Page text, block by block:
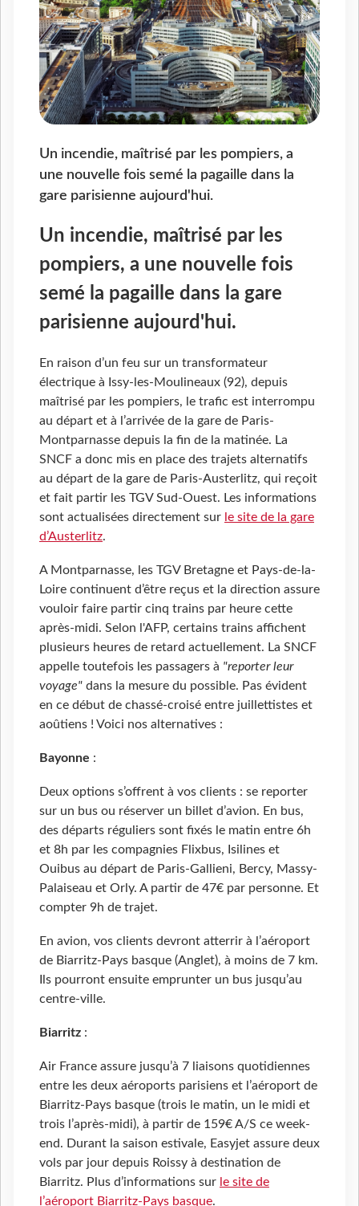
Un incendie, maîtrisé par les pompiers, a
une nouvelle fois semé la pagaille dans la
gare parisienne aujourd'hui.
Un incendie, maîtrisé par les
pompiers, a une nouvelle fois
semé la pagaille dans la gare
parisienne aujourd'hui.
En raison d’un feu sur un transformateur
électrique à Issy-les-Moulineaux (92), depuis
maîtrisé par les pompiers, le trafic est interrompu
au départ et à l’arrivée de la gare de Paris-
Montparnasse depuis la fin de la matinée. La
SNCF a donc mis en place des trajets alternatifs
au départ de la gare de Paris-Austerlitz, qui reçoit
et fait partir les TGV Sud-Ouest. Les informations
sont actualisées directement sur le site de la gare
d’Austerlitz.
A Montparnasse, les TGV Bretagne et Pays-de-la-
Loire continuent d’être reçus et la direction assure
vouloir faire partir cinq trains par heure cette
après-midi. Selon l'AFP, certains trains affichent
plusieurs heures de retard actuellement. La SNCF
appelle toutefois les passagers à "reporter leur
voyage" dans la mesure du possible. Pas évident
en ce début de chassé-croisé entre juillettistes et
aoûtiens ! Voici nos alternatives :
Bayonne :
Deux options s’offrent à vos clients : se reporter
sur un bus ou réserver un billet d’avion. En bus,
des départs réguliers sont fixés le matin entre 6h
et 8h par les compagnies Flixbus, Isilines et
Ouibus au départ de Paris-Gallieni, Bercy, Massy-
Palaiseau et Orly. A partir de 47€ par personne. Et
compter 9h de trajet.
En avion, vos clients devront atterrir à l’aéroport
de Biarritz-Pays basque (Anglet), à moins de 7 km.
Ils pourront ensuite emprunter un bus jusqu’au
centre-ville.
Biarritz :
Air France assure jusqu’à 7 liaisons quotidiennes
entre les deux aéroports parisiens et l’aéroport de
Biarritz-Pays basque (trois le matin, un le midi et
trois l’après-midi), à partir de 159€ A/S ce week-
end. Durant la saison estivale, Easyjet assure deux
vols par jour depuis Roissy à destination de
Biarritz. Plus d’informations sur le site de
l’aéroport Biarritz-Pays basque.